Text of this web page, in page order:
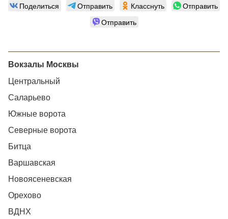
Поделиться Отправить Класснуть
Отправить
Отправить
Вокзалы Москвы
Центральный
Саларьево
Южные ворота
Северные ворота
Битца
Варшавская
Новоясеневская
Орехово
ВДНХ